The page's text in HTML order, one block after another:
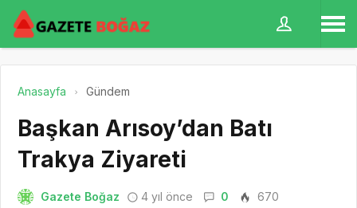
Anasayfa Gündem
Başkan Arısoy’dan Batı
Trakya Ziyareti
Gazete Boğaz 4 yıl önce 0
670